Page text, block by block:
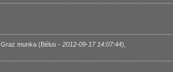
Graz munka (Bélus - 2012-09-17 14:07:44)